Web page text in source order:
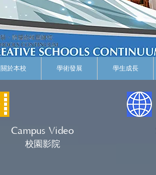
關於本校 學術發展 學生成長
Campus Video
​校園影院